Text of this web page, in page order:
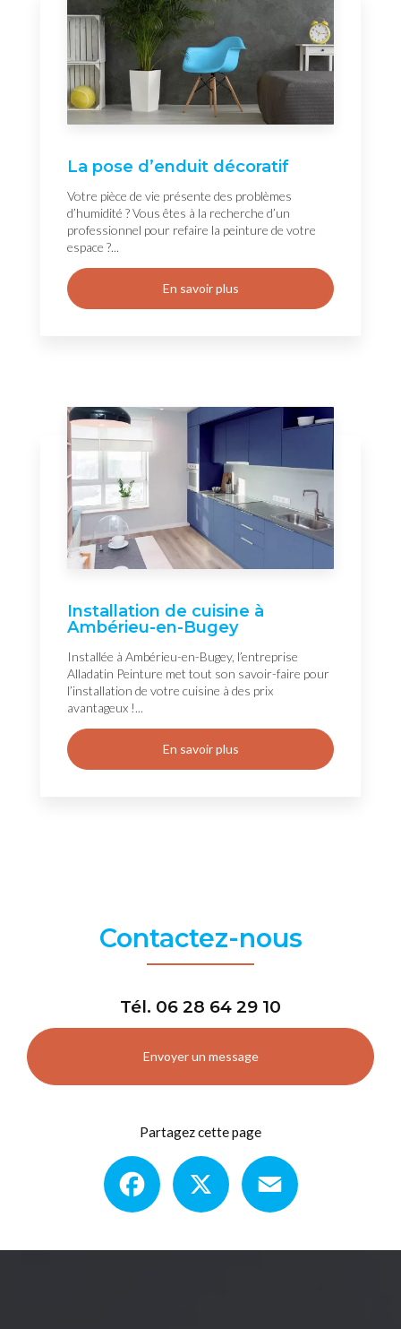
La pose d’enduit décoratif
Votre pièce de vie présente des problèmes
d’humidité ? Vous êtes à la recherche d’un
professionnel pour refaire la peinture de votre
espace ?...
En savoir plus
Installation de cuisine à
Ambérieu-en-Bugey
Installée à Ambérieu-en-Bugey, l’entreprise
Alladatin Peinture met tout son savoir-faire pour
l’installation de votre cuisine à des prix
avantageux !...
En savoir plus
Contactez-nous
Tél. 06 28 64 29 10
Envoyer un message
Partagez cette page
Facebook